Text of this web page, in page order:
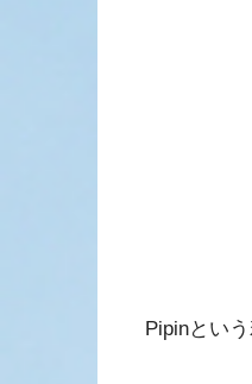
Pipinとい